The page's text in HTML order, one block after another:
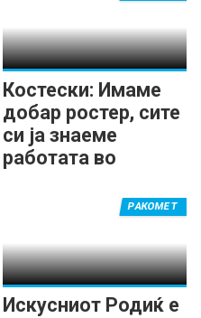
Костески: Имаме
добар ростер, сите
си ја знаеме
работата во
Искусниот Родиќ е
РАКОМЕТ